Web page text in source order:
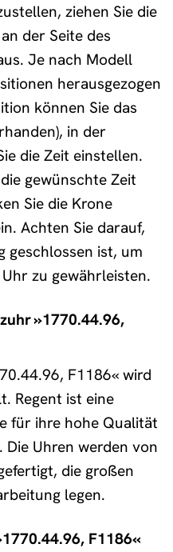
ziehen Sie die
der Seite des
Je nach Modell
herausgezogen
können Sie das
in der
die Zeit einstellen.
gewünschte Zeit
Sie die Krone
Achten Sie darauf,
geschlossen ist, um
zu gewährleisten.
»1770.44.96,
F1186« wird
Regent ist eine
für ihre hohe Qualität
Uhren werden von
die großen
legen.
F1186«